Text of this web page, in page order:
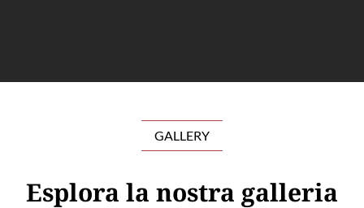
GALLERY
Esplora la nostra galleria